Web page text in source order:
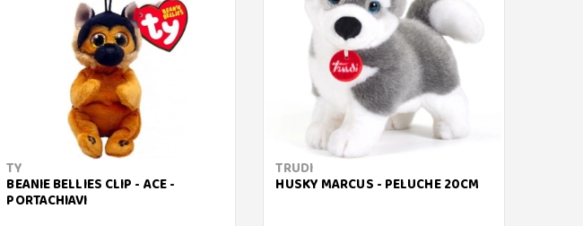
TY
BEANIE BELLIES CLIP - ACE -
PORTACHIAVI
TRUDI
HUSKY MARCUS - PELUCHE 20CM